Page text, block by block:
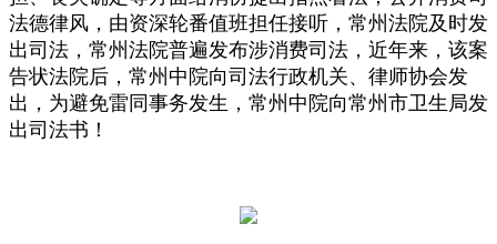
法德律风，由资深轮番值班担任接听，常州法院及时发
出司法，常州法院普遍发布涉消费司法，近年来，该案
告状法院后，常州中院向司法行政机关、律师协会发
出，为避免雷同事务发生，常州中院向常州市卫生局发
出司法书！